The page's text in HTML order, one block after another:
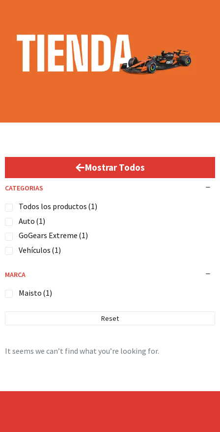
Mostrar Todos
CATEGORIAS
Todos los productos (1)
Auto (1)
GoGears Extreme (1)
Vehículos (1)
MARCA
Maisto (1)
Reset
It seems we can’t find what you’re looking for.